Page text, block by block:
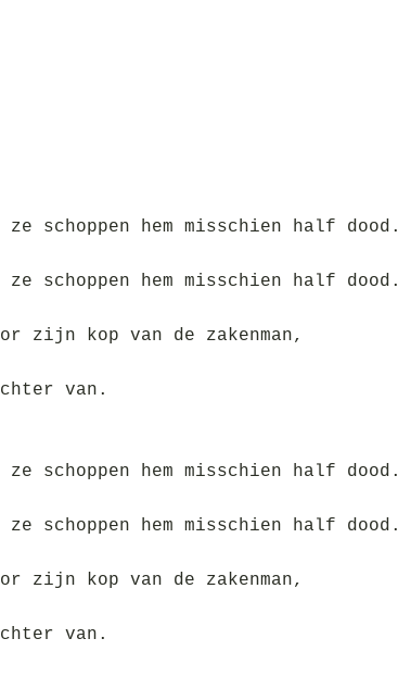
schoppen hem misschien half dood.
schoppen hem misschien half dood.
zijn kop van de zakenman,
van.
schoppen hem misschien half dood.
schoppen hem misschien half dood.
zijn kop van de zakenman,
van.